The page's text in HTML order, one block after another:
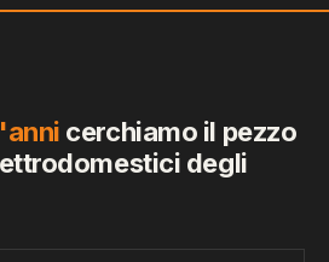
cerchiamo il pezzo
degli